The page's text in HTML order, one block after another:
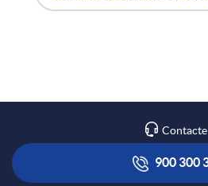
x
i
ó
Contacte
900 300